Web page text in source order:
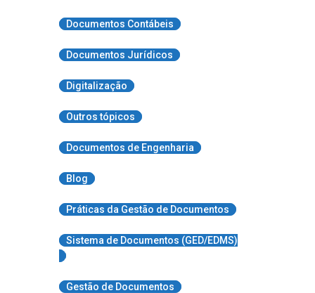
Documentos Contábeis
Documentos Jurídicos
Digitalização
Outros tópicos
Documentos de Engenharia
Blog
Práticas da Gestão de Documentos
Sistema de Documentos (GED/EDMS)
Gestão de Documentos